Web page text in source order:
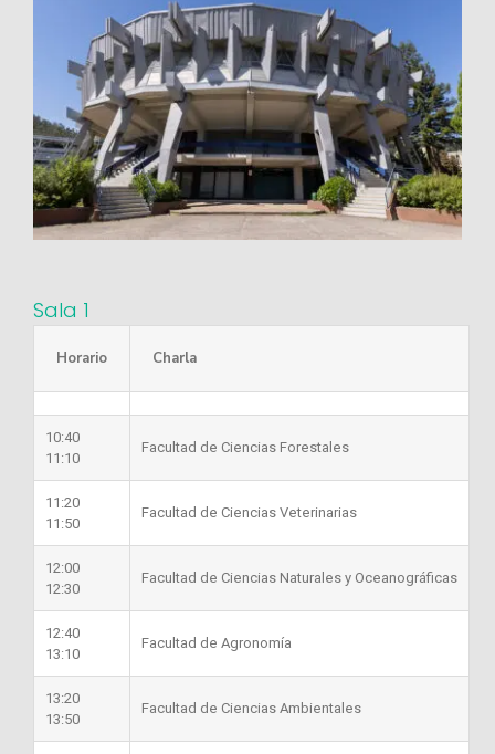
Sala 1
Horario Charla
10:40
11:10
Facultad de Ciencias Forestales
11:20
11:50
Facultad de Ciencias Veterinarias
12:00
12:30
Facultad de Ciencias Naturales y Oceanográficas
12:40
13:10
Facultad de Agronomía
13:20
13:50
Facultad de Ciencias Ambientales